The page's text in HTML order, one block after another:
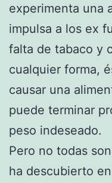
experimenta una
impulsa a los ex
falta de tabaco y
cualquier forma,
causar una
puede terminar
peso indeseado.
Pero no todas
ha descubierto